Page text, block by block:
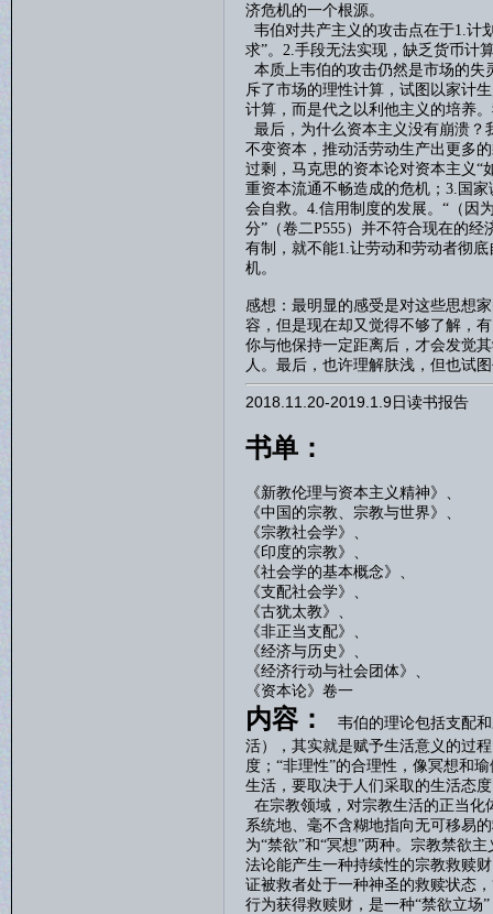
济危机的一个根源。
韦伯对共产主义的攻击点在于1. 计
求”。 2. 手段无法实现，缺乏货币计
本质上韦伯的攻击仍然是市场的失
斥了市场的理性计算，试图以家计
计算，而是代之以利他主义的培养
最后， 为什么资本主义没有崩溃？
不变资本，推动活劳动生产出更多
过剩，马克思的资本论对资本主义“
重资本流通不畅造成的危机； 3. 国
会自救。 4. 信用制度的发展。 “（因
分”（卷二P555）并不符合现在的经
有制，就不能1. 让劳动和劳动者彻底
机。
感想：最明显的感受是对这些思想
容，但是现在却又觉得不够了解，
你与他保持一定距离后，才会发觉
人。最后，也许理解肤浅，但也试
2018.11.20-2019.1.9日读书报告
书单：
《新教伦理与资本主义精神》、
《中国的宗教、宗教与世界》、
《宗教社会学》、
《印度的宗教》、
《社会学的基本概念》、
《支配社会学》、
《古犹太教》、
《非正当支配》、
《经济与历史》、
《经济行动与社会团体》、
《资本论》卷一
内容：
韦伯的理论包括支配
活），其实就是赋予生活意义的过
度；“非理性”的合理性，像冥想和
生活，要取决于人们采取的生活态
在宗教领域，对宗教生活的正当化
系统地、毫不含糊地指向无可移易
为“禁欲”和“冥想”两种。宗教禁欲
法论能产生一种持续性的宗教救赎
证被救者处于一种神圣的救赎状态，
行为获得救赎财，是一种“禁欲立场